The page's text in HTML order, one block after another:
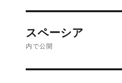
稿
スペーシア
内で公開